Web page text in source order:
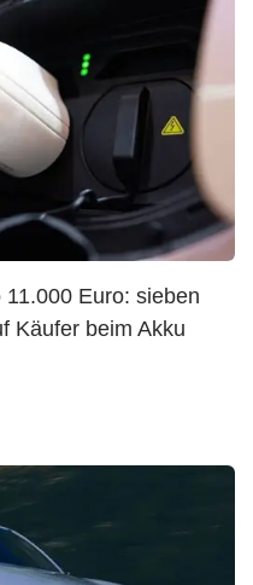
Euro: sieben
Käufer beim Akku